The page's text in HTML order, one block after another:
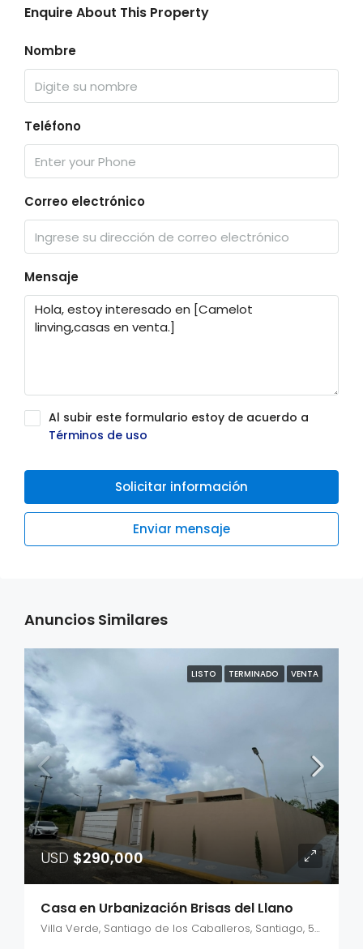
Enquire About This Property
Nombre
Teléfono
Correo electrónico
Mensaje
Al subir este formulario estoy de acuerdo a
Términos de uso
Solicitar información
Enviar mensaje
Anuncios Similares
LISTO TERMINADO VENTA
USD $290,000
Casa en Urbanización Brisas del Llano
Villa Verde, Santiago de los Caballeros, Santiago, 51061, República Dominicana